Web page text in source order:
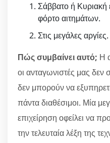
Σάββατο ή Κυριακή
φόρτο αιτημάτων.
Στις μεγάλες αργίες.
Πώς συμβαίνει αυτό; Η
οι ανταγωνιστές μας
δεν μπορούν να
πάντα διαθέσιμοι. Μία
επιχείρηση οφείλει να
την τελευταία λέξη της